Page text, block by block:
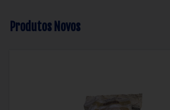
Produtos Novos